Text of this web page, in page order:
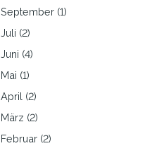
September (1)
Juli (2)
Juni (4)
Mai (1)
April (2)
März (2)
Februar (2)